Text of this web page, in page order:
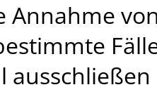
Annahme
ausschließen